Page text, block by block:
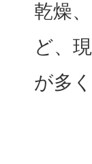
乾燥
ど、
が多